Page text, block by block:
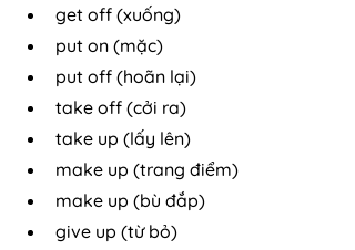
get off (xuống)
put on (mặc)
put off (hoãn lại)
take off (cởi ra)
take up (lấy lên)
make up (trang điểm)
make up (bù đắp)
give up (từ bỏ)